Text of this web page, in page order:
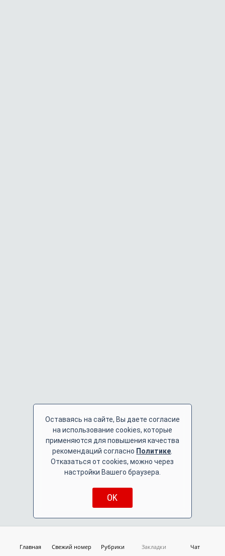
Главная Свежий номер Рубрики Закладки Чат
Оставаясь на сайте, Вы даете согласие
на использование cookies, которые
применяются для повышения качества
рекомендаций согласно Политике
Отказаться от cookies, можно через
настройки Вашего браузера.
OK